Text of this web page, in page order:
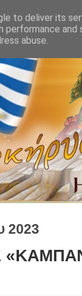
2023
to deliver its
performance
abuse.